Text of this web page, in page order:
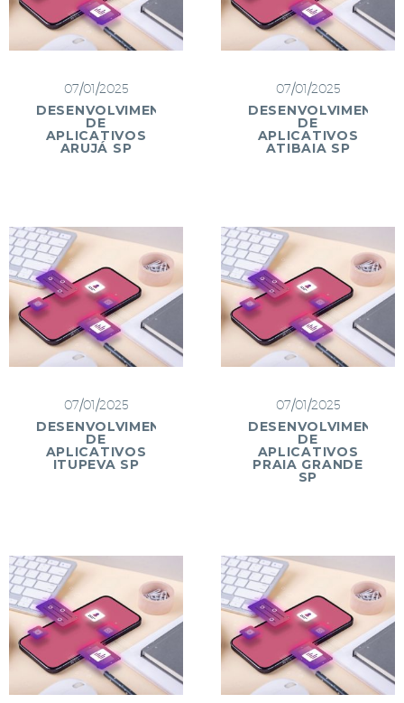
07/01/2025
DESENVOLVIMENTO
DE
APLICATIVOS
ARUJÁ SP
07/01/2025
DESENVOLVIMENTO
DE
APLICATIVOS
ATIBAIA SP
07/01/2025
DESENVOLVIMENTO
DE
APLICATIVOS
ITUPEVA SP
07/01/2025
DESENVOLVIMENTO
DE
APLICATIVOS
PRAIA GRANDE
SP